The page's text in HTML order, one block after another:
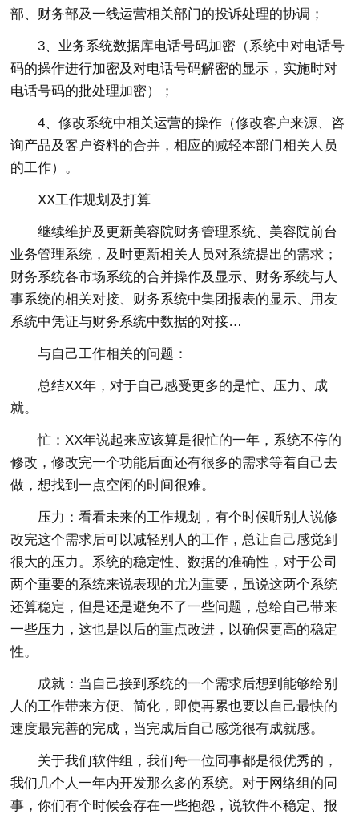
部、财务部及一线运营相关部门的投诉处理的协调；
3、业务系统数据库电话号码加密（系统中对电话号
码的操作进行加密及对电话号码解密的显示，实施时对
电话号码的批处理加密）；
4、修改系统中相关运营的操作（修改客户来源、咨
询产品及客户资料的合并，相应的减轻本部门相关人员
的工作）。
XX工作规划及打算
继续维护及更新美容院财务管理系统、美容院前台
业务管理系统，及时更新相关人员对系统提出的需求；
财务系统各市场系统的合并操作及显示、财务系统与人
事系统的相关对接、财务系统中集团报表的显示、用友
系统中凭证与财务系统中数据的对接…
与自己工作相关的问题：
总结XX年，对于自己感受更多的是忙、压力、成
就。
忙：XX年说起来应该算是很忙的一年，系统不停的
修改，修改完一个功能后面还有很多的需求等着自己去
做，想找到一点空闲的时间很难。
压力：看看未来的工作规划，有个时候听别人说修
改完这个需求后可以减轻别人的工作，总让自己感觉到
很大的压力。系统的稳定性、数据的准确性，对于公司
两个重要的系统来说表现的尤为重要，虽说这两个系统
还算稳定，但是还是避免不了一些问题，总给自己带来
一些压力，这也是以后的重点改进，以确保更高的稳定
性。
成就：当自己接到系统的一个需求后想到能够给别
人的工作带来方便、简化，即使再累也要以自己最快的
速度最完善的完成，当完成后自己感觉很有成就感。
关于我们软件组，我们每一位同事都是很优秀的，
我们几个人一年内开发那么多的系统。对于网络组的同
事，你们有个时候会存在一些抱怨，说软件不稳定、报